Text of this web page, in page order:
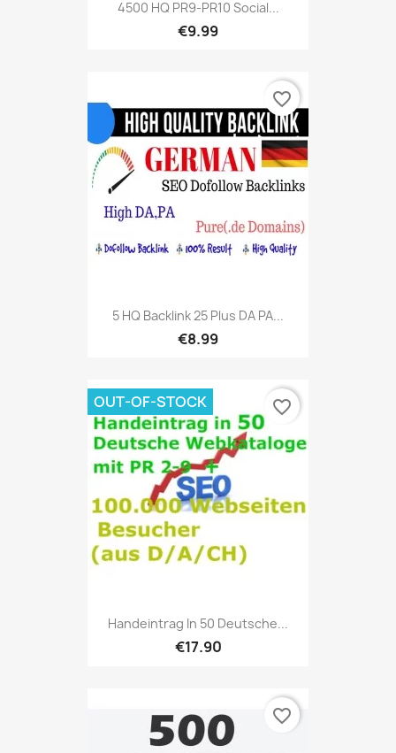
4500 HQ PR9-PR10 Social...
€9.99
5 HQ Backlink 25 Plus DA PA...
€8.99
favorite_border
Handeintrag In 50 Deutsche...
€17.90
OUT-OF-STOCK favorite_border
favorite_border